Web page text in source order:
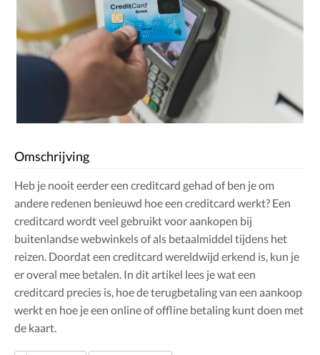
Omschrijving
Heb je nooit eerder een creditcard gehad of ben je om
andere redenen benieuwd hoe een creditcard werkt? Een
creditcard wordt veel gebruikt voor aankopen bij
buitenlandse webwinkels of als betaalmiddel tijdens het
reizen. Doordat een creditcard wereldwijd erkend is, kun je
er overal mee betalen. In dit artikel lees je wat een
creditcard precies is, hoe de terugbetaling van een aankoop
werkt en hoe je een online of offline betaling kunt doen met
de kaart.